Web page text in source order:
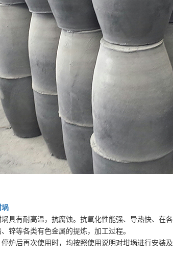
埚
埚具有耐高温，抗腐蚀。抗氧化性能强、导热快、在
锌等各类有色金属的提炼，加工过程。
炉后再次使用时，均按照使用说明对坩埚进行安装